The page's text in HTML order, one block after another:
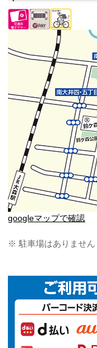
googleマップで確認
※ 駐車場はありません